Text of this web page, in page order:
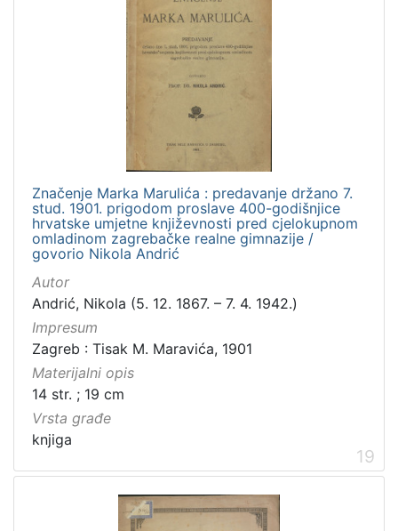
Značenje Marka Marulića : predavanje držano 7.
stud. 1901. prigodom proslave 400-godišnjice
hrvatske umjetne književnosti pred cjelokupnom
omladinom zagrebačke realne gimnazije /
govorio Nikola Andrić
Autor
Andrić, Nikola (5. 12. 1867. – 7. 4. 1942.)
Impresum
Zagreb : Tisak M. Maravića, 1901
Materijalni opis
14 str. ; 19 cm
Vrsta građe
knjiga
19